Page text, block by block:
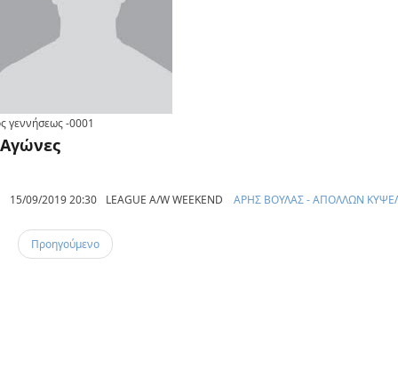
γεννήσεως-0001
Αγώνες
15/09/2019 20:30 LEAGUE A/W WEEKEND ΑΡΗΣ ΒΟΥΛΑΣ - ΑΠΟΛΛΩΝ
Προηγούμενο